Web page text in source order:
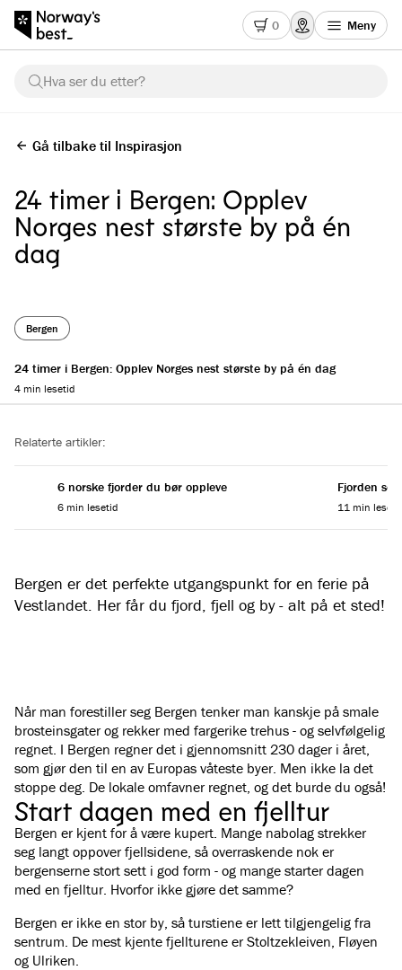
0 Meny
Hva ser du etter?
Gå tilbake til Inspirasjon
24 timer i Bergen: Opplev
Norges nest største by på én
dag
Bergen
24 timer i Bergen: Opplev Norges nest største by på én dag
4 min lesetid
Relaterte artikler:
6 norske fjorder du bør oppleve
6 min lesetid
Fjorden
11 min
Bergen er det perfekte utgangspunkt for en ferie på
Vestlandet. Her får du fjord, fjell og by - alt på et sted!
Når man forestiller seg Bergen tenker man kanskje på smale
brosteinsgater og rekker med fargerike trehus - og selvfølgelig
regnet. I Bergen regner det i gjennomsnitt 230 dager i året,
som gjør den til en av Europas våteste byer. Men ikke la det
stoppe deg. De lokale omfavner regnet, og det burde du også!
Start dagen med en fjelltur
Bergen er kjent for å være kupert. Mange nabolag strekker
seg langt oppover fjellsidene, så overraskende nok er
bergenserne stort sett i god form - og mange starter dagen
med en fjelltur. Hvorfor ikke gjøre det samme?
Bergen er ikke en stor by, så turstiene er lett tilgjengelig fra
sentrum. De mest kjente fjellturene er Stoltzekleiven, Fløyen
og Ulriken.